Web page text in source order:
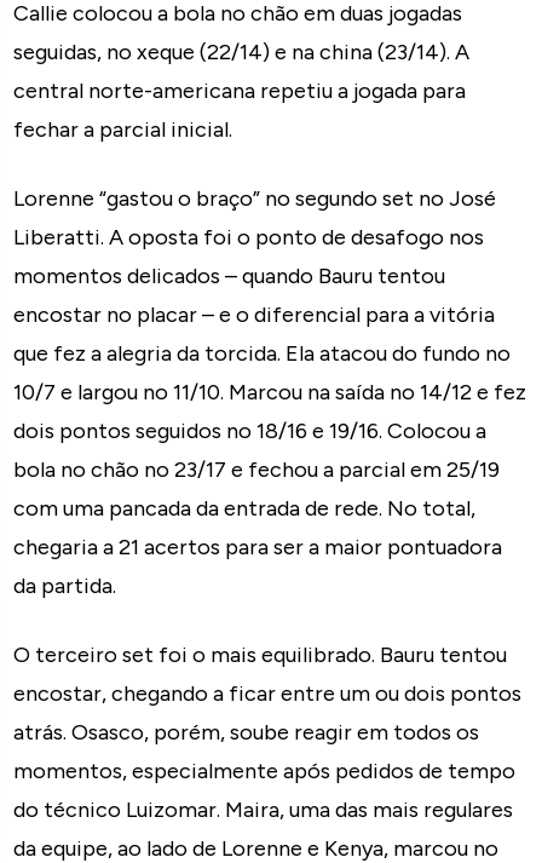
Callie colocou a bola no chão em duas jogadas
seguidas, no xeque (22/14) e na china (23/14). A
central norte-americana repetiu a jogada para
fechar a parcial inicial.
Lorenne “gastou o braço” no segundo set no José
Liberatti. A oposta foi o ponto de desafogo nos
momentos delicados – quando Bauru tentou
encostar no placar – e o diferencial para a vitória
que fez a alegria da torcida. Ela atacou do fundo no
10/7 e largou no 11/10. Marcou na saída no 14/12 e fez
dois pontos seguidos no 18/16 e 19/16. Colocou a
bola no chão no 23/17 e fechou a parcial em 25/19
com uma pancada da entrada de rede. No total,
chegaria a 21 acertos para ser a maior pontuadora
da partida.
O terceiro set foi o mais equilibrado. Bauru tentou
encostar, chegando a ficar entre um ou dois pontos
atrás. Osasco, porém, soube reagir em todos os
momentos, especialmente após pedidos de tempo
do técnico Luizomar. Maira, uma das mais regulares
da equipe, ao lado de Lorenne e Kenya, marcou no